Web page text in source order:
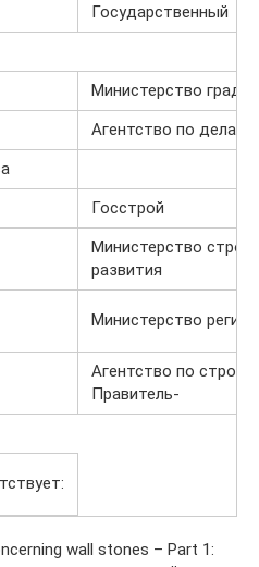
Государственный
Министерство
Агентство по делам
Госстрой
Министерство
развития
Министерство
Агентство по
Правитель-
wall stones – Part 1: